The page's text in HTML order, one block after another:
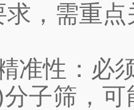
求，需重
性：必须
子筛，